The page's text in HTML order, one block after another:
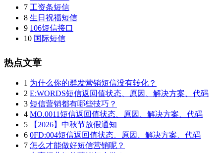
7 工资条短信
8 生日祝福短信
9 106短信接口
10 国际短信
热点文章
1 为什么你的群发营销短信没有转化？
2 E:WORDS短信返回值状态、原因、解决方案、代码
3 短信营销都有哪些技巧？
4 MO.0011短信返回值状态、原因、解决方案、代码
5
【2026】中秋节放假通知
6 0FD:004短信返回值状态、原因、解决方案、代码
7 怎么才能做好短信营销呢？